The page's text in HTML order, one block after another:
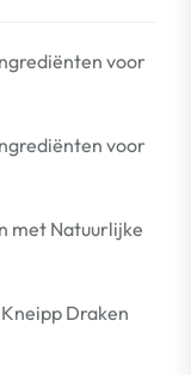
voor
voor
met Natuurlijke
Draken